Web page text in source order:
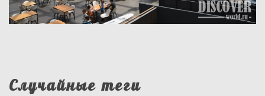
Случайные теги